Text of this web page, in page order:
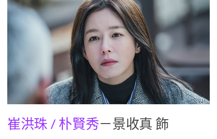
崔洪珠 / 朴賢秀－景收真 飾